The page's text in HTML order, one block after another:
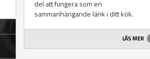
del att fungera som en
sammanhängande länk i ditt kök.
LÄS MER